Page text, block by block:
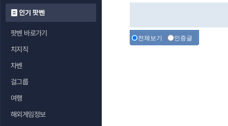
인기 팟벤
팟벤 바로가기
치지직
차벤
걸그룹
여행
해외게임정보
전체보기 인증글